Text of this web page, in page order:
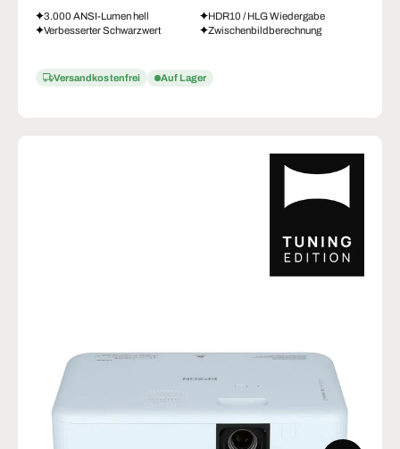
3.000 ANSI-Lumen hell
HDR10 / HLG Wiedergabe
Verbesserter Schwarzwert
Zwischenbildberechnung
Versandkostenfrei Auf Lager